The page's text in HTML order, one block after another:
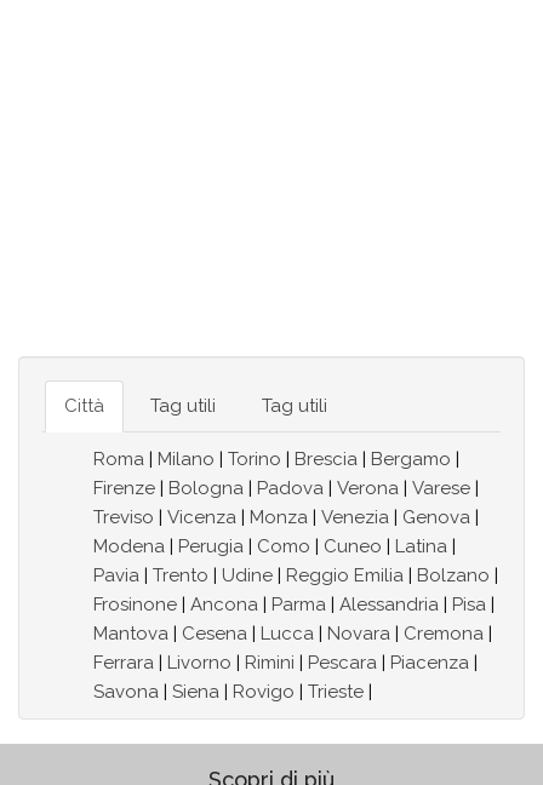
Città Tag utili Tag utili
Roma Milano Torino Brescia Bergamo
Firenze
Bologna Padova Verona Varese
Treviso
Vicenza Monza Venezia Genova
Modena
Perugia Como Cuneo Latina
Pavia
Trento Udine Reggio Emilia Bolzano
Frosinone
Ancona Parma Alessandria Pisa
Mantova
Cesena Lucca Novara Cremona
Ferrara
Livorno Rimini Pescara Piacenza
Savona
Siena Rovigo Trieste